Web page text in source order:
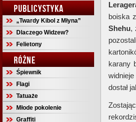
PUBLICYSTYKA
„Twardy Kibol z Młyna”
Dlaczego Widzew?
Felietony
RÓŻNE
Śpiewnik
Flagi
Tatuaże
Młode pokolenie
Graffiti
boiska
Shehu,
karany
dostał